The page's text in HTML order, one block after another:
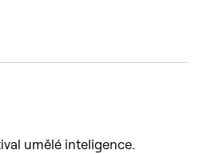
umělé inteligence.